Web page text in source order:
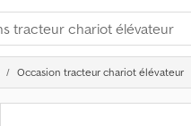
Occasion tracteur chariot élévateur